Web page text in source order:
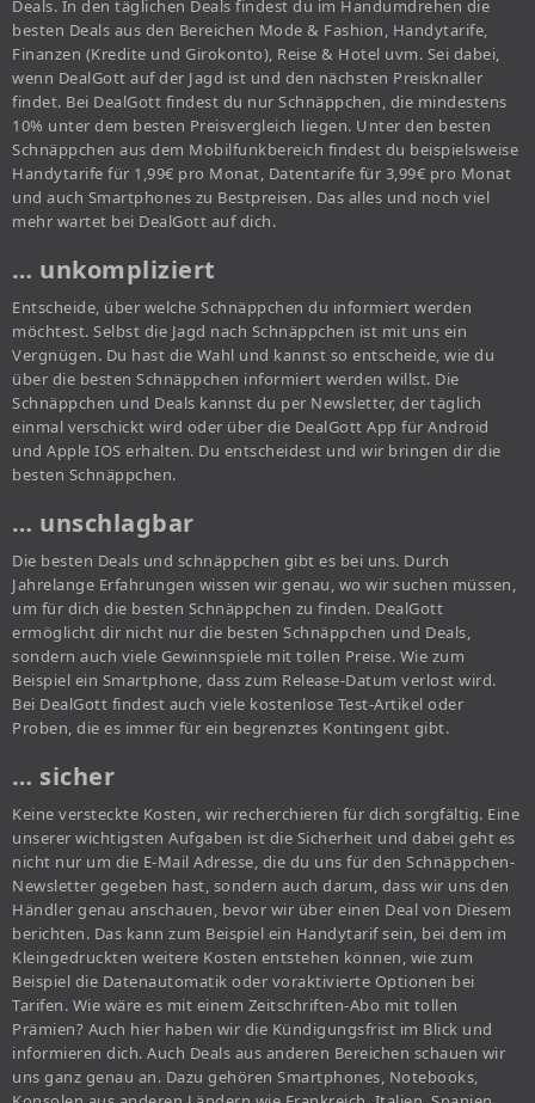
Deals. In den täglichen Deals findest du im Handumdrehen die
besten Deals aus den Bereichen Mode & Fashion, Handytarife,
Finanzen (Kredite und Girokonto), Reise & Hotel uvm. Sei dabei,
wenn DealGott auf der Jagd ist und den nächsten Preisknaller
findet. Bei DealGott findest du nur Schnäppchen, die mindestens
10% unter dem besten Preisvergleich liegen. Unter den besten
Schnäppchen aus dem Mobilfunkbereich findest du beispielsweise
Handytarife für 1,99€ pro Monat, Datentarife für 3,99€ pro Monat
und auch Smartphones zu Bestpreisen. Das alles und noch viel
mehr wartet bei DealGott auf dich.
… unkompliziert
Entscheide, über welche Schnäppchen du informiert werden
möchtest. Selbst die Jagd nach Schnäppchen ist mit uns ein
Vergnügen. Du hast die Wahl und kannst so entscheide, wie du
über die besten Schnäppchen informiert werden willst. Die
Schnäppchen und Deals kannst du per Newsletter, der täglich
einmal verschickt wird oder über die DealGott App für Android
und Apple IOS erhalten. Du entscheidest und wir bringen dir die
besten Schnäppchen.
… unschlagbar
Die besten Deals und schnäppchen gibt es bei uns. Durch
Jahrelange Erfahrungen wissen wir genau, wo wir suchen müssen,
um für dich die besten Schnäppchen zu finden. DealGott
ermöglicht dir nicht nur die besten Schnäppchen und Deals,
sondern auch viele Gewinnspiele mit tollen Preise. Wie zum
Beispiel ein Smartphone, dass zum Release-Datum verlost wird.
Bei DealGott findest auch viele kostenlose Test-Artikel oder
Proben, die es immer für ein begrenztes Kontingent gibt.
… sicher
Keine versteckte Kosten, wir recherchieren für dich sorgfältig. Eine
unserer wichtigsten Aufgaben ist die Sicherheit und dabei geht es
nicht nur um die E-Mail Adresse, die du uns für den Schnäppchen-
Newsletter gegeben hast, sondern auch darum, dass wir uns den
Händler genau anschauen, bevor wir über einen Deal von Diesem
berichten. Das kann zum Beispiel ein Handytarif sein, bei dem im
Kleingedruckten weitere Kosten entstehen können, wie zum
Beispiel die Datenautomatik oder voraktivierte Optionen bei
Tarifen. Wie wäre es mit einem Zeitschriften-Abo mit tollen
Prämien? Auch hier haben wir die Kündigungsfrist im Blick und
informieren dich. Auch Deals aus anderen Bereichen schauen wir
uns ganz genau an. Dazu gehören Smartphones, Notebooks,